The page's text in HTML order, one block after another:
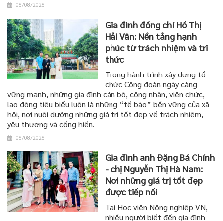
06/08/2026
Gia đình đồng chí Hồ Thị
Hải Vân: Nền tảng hạnh
phúc từ trách nhiệm và tri
thức
Trong hành trình xây dựng tổ
chức Công đoàn ngày càng
vững mạnh, những gia đình cán bộ, công nhân, viên chức,
lao động tiêu biểu luôn là những “tế bào” bền vững của xã
hội, nơi nuôi dưỡng những giá trị tốt đẹp về trách nhiệm,
yêu thương và cống hiến.
06/08/2026
Gia đình anh Đặng Bá Chính
- chị Nguyễn Thị Hà Nam:
Nơi những giá trị tốt đẹp
được tiếp nối
Tại Học viện Nông nghiệp VN,
nhiều người biết đến gia đình